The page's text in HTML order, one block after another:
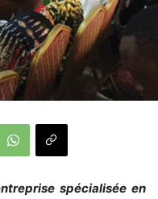
spécialisée en